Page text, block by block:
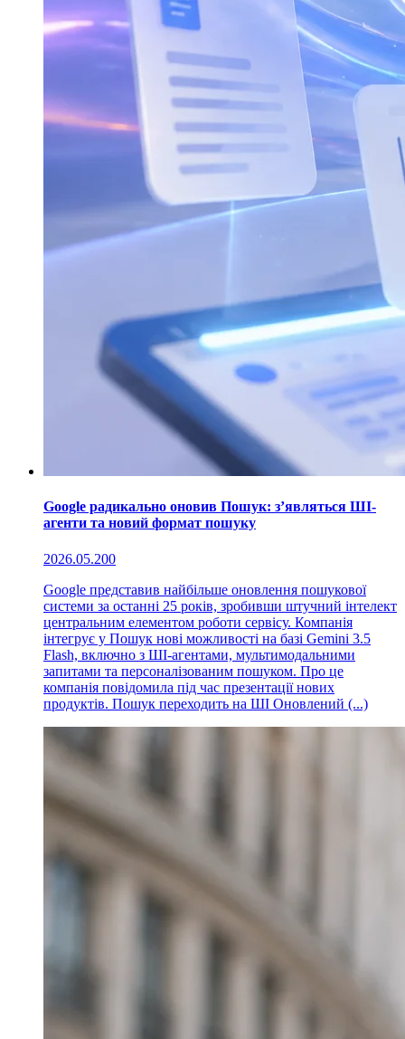
Google радикально оновив Пошук: з’являться ШІ-
агенти та новий формат пошуку
2026.05.200
Google представив найбільше оновлення пошукової
системи за останні 25 років, зробивши штучний інтелект
центральним елементом роботи сервісу. Компанія
інтегрує у Пошук нові можливості на базі Gemini 3.5
Flash, включно з ШІ-агентами, мультимодальними
запитами та персоналізованим пошуком. Про це
компанія повідомила під час презентації нових
продуктів. Пошук переходить на ШІ Оновлений (...)